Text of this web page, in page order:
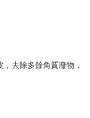
去除多餘角質廢物，